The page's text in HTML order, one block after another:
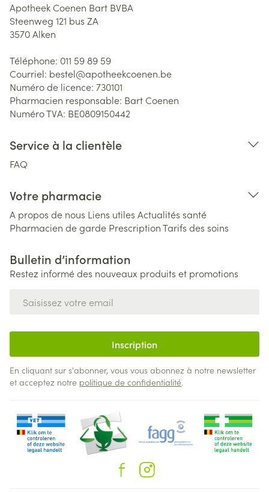
Apotheek Coenen Bart BVBA
Steenweg 121 bus ZA
3570Alken
Téléphone: 011 59 89 59
Courriel: bestel@apotheekcoenen.be
Numéro de licence: 730101
Pharmacien responsable: Bart Coenen
Numéro TVA: BE0809150442
Service à la clientèle
FAQ
Votre pharmacie
A propos de nous Liens utiles Actualités santé
Pharmacien de garde PrescriptionTarifs des soins
Bulletin d’information
Restez informé des nouveaux produits et promotions
Inscription
En cliquant sur s'abonner, vous vous abonnez à notre newsletter
et acceptez notre politique de confidentialité.